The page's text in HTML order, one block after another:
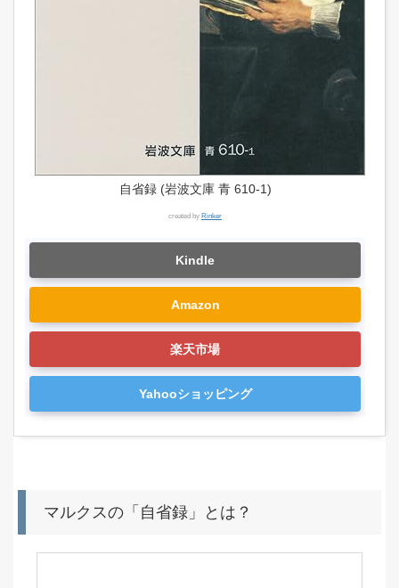
自省録 (岩波文庫 青 610-1)
created by Rinker
Kindle
Amazon
楽天市場
Yahooショッピング
マルクスの「自省録」とは？